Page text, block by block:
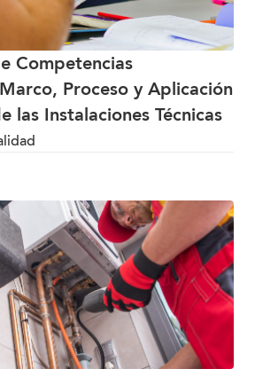
Competencias
Proceso y Aplicación
las Instalaciones Técnicas